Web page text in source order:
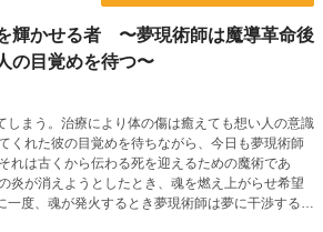
輝かせる者 〜夢現術師は魔導革命後
の目覚めを待つ〜
しまう。治療により体の傷は癒えても想い人の意識
くれた彼の目覚めを待ちながら、今日も夢現術師
一度、魂が発火するとき夢現術師は夢に干渉する。
それが幻であっても、決して人生を悔いてほしく